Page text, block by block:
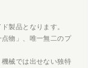
製品となります。
物」、唯一無二のプ
械では出せない独特